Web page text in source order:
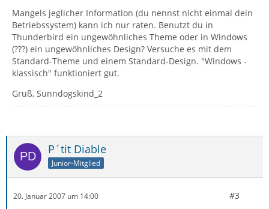
Mangels jeglicher Information (du nennst nicht einmal dein
Betriebssystem) kann ich nur raten. Benutzt du in
Thunderbird ein ungewöhnliches Theme oder in Windows
(???) ein ungewöhnliches Design? Versuche es mit dem
Standard-Theme und einem Standard-Design. "Windows -
klassisch" funktioniert gut.
Gruß, Sünndogskind_2
P´tit Diable
Junior-Mitglied
20. Januar 2007 um 14:00 #3